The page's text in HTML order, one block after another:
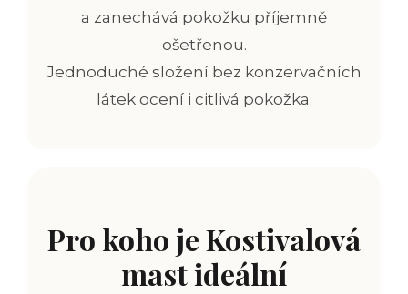
a zanechává pokožku příjemně
ošetřenou.
Jednoduché složení bez konzervačních
látek ocení i citlivá pokožka.
Pro koho je Kostivalová
mast ideální